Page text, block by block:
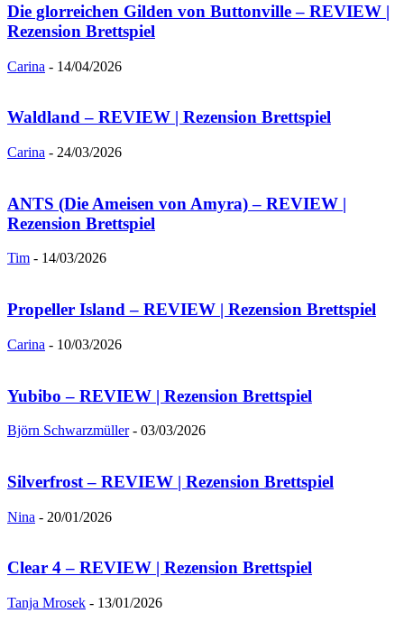
Die glorreichen Gilden von Buttonville – REVIEW |
Rezension Brettspiel
Carina - 14/04/2026
Waldland – REVIEW | Rezension Brettspiel
Carina - 24/03/2026
ANTS (Die Ameisen von Amyra) – REVIEW |
Rezension Brettspiel
Tim - 14/03/2026
Propeller Island – REVIEW | Rezension Brettspiel
Carina - 10/03/2026
Yubibo – REVIEW | Rezension Brettspiel
Björn Schwarzmüller - 03/03/2026
Silverfrost – REVIEW | Rezension Brettspiel
Nina - 20/01/2026
Clear 4 – REVIEW | Rezension Brettspiel
Tanja Mrosek - 13/01/2026